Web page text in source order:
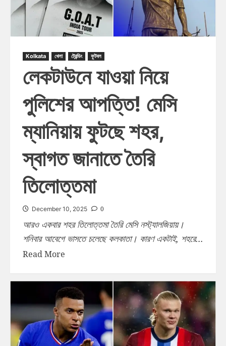
Kolkata খেলা ট্রেন্ডিং ফুটবল
লেকটাউনে যাওয়া নিয়ে
পুলিশের আপত্তি! মেসি
ম্যানিয়ায় ফুটছে শহর,
স্বাগত জানাতে তৈরি
তিলোত্তমা
December 10, 2025 0
আরও একবার শহর তিলোত্তমা তৈরি মেসি নস্ট্যালজিয়ায়।
শনিবার আবেগে ভাসতে চলেছে কলকাতা। কারণ একটাই, শহরে...
Read More